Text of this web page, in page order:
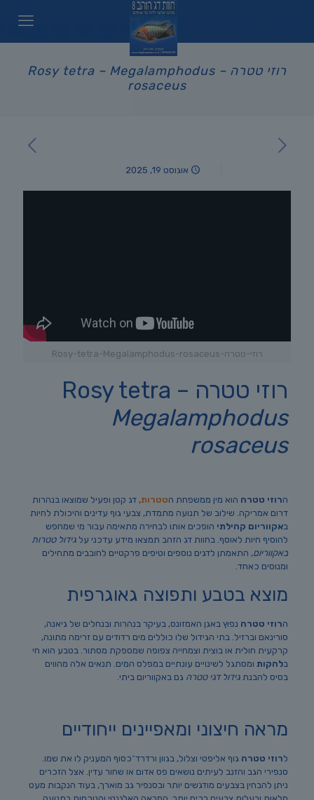
רוזי טטרה – Rosy tetra – Megalamphodus
rosaceus
אוגוסט 19, 2025
רוזי-טטרה-Rosy-tetra-Megalamphodus-rosaceus
רוזי טטרה Rosy tetra –
Megalamphodus
rosaceus
הרוזי טטרה הוא מין ממשפחת הטטרות, דג קטן ופעיל שמוצאו בנהרות
דרום אמריקה. שילוב של תנועה מתמדת, צבעי גוף עדינים והיכולת לחיות
באקווריום קהילתי הופכים אותו לבחירה מתאימה עבור מי שמחפש
להוסיף חיות לאוסף. בחוות דג הזהב תמצאו מידע עדכני על גידול טטרות
באקווריום, התאמתן לדגים נוספים וטיפים פרקטיים לחובבים מתחילים
ומנוסים כאחד.
מוצא בטבע ותפוצה גאוגרפית
הרוזי טטרה נפוץ באגן האמזונס, בעיקר בנהרות ובנחלים של גיאנה,
סורינאם וברזיל. בתי הגידול שלו כוללים מים רדודים עם זרימה מתונה,
קרקעית חולית או בוצית וצמחייה צפופה שמספקת מסתור. בטבע הוא חי
בלהקות ומסתגל לשינויים עונתיים במפלס המים. תנאים אלה מהווים
בסיס להבנת גידול דגי טטרה גם באקווריום ביתי.
מראה חיצוני ומאפיינים ייחודיים
לרוזי טטרה גוף אליפטי וצלול, בגוון ורדרד־כסוף המעניק לו את שמו.
סנפירי הגב והזנב לעיתים נושאים פס אדום או שחור עדין. אצל הזכרים
ניתן להבחין בצבעים מודגשים יותר ובסנפיר גב מוארך, בעוד הנקבות מעט